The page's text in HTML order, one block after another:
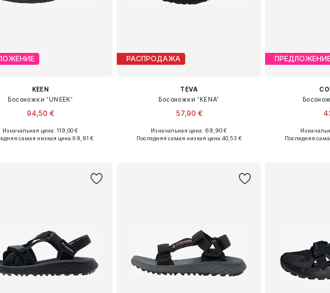
KEEN
Босоножки 'UNEEK'
94,50 €
множество размеров
Изначальная цена: 119,00 €
самая низкая цена:89,91 €
РАСПРОДАЖА
TEVA
Босоножки 'KENA'
57,90 €
Доступные размеры: 37
Изначальная цена: 69,90 €
Последняя самая низкая цена:40,53 €
Доступные
Последняя